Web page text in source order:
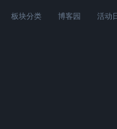
板块分类 博客园 活动